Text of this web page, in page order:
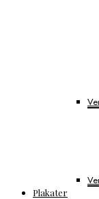
Plakater